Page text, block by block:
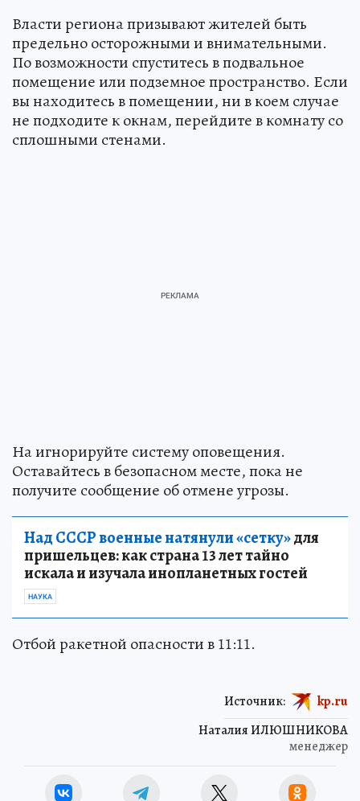
Власти региона призывают жителей быть
предельно осторожными и внимательными.
По возможности спуститесь в подвальное
помещение или подземное пространство. Если
вы находитесь в помещении, ни в коем случае
не подходите к окнам, перейдите в комнату со
сплошными стенами.
На игнорируйте систему оповещения.
Оставайтесь в безопасном месте, пока не
получите сообщение об отмене угрозы.
Над СССР военные натянули «сетку»для
пришельцев: как страна 13 лет тайно
искала и изучала инопланетных гостей
НАУКА
Отбой ракетной опасности в 11:11.
Наталия ИЛЮШНИКОВА
менеджер
Источник: kp.ru